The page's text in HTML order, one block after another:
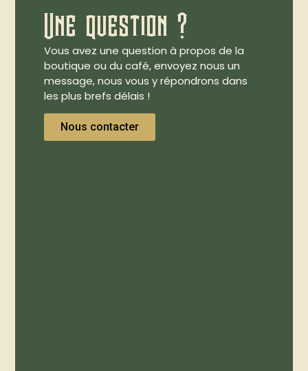
Une question ?
Vous avez une question à propos de la
boutique ou du café, envoyez nous un
message, nous vous y répondrons dans
les plus brefs délais !
Nous contacter